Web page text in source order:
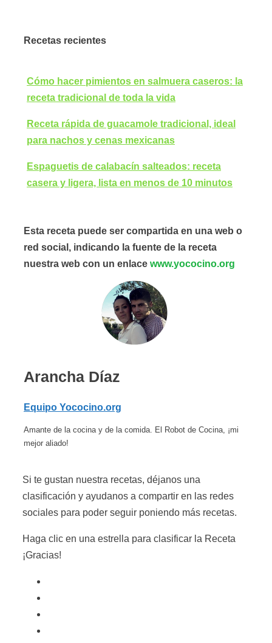
Recetas recientes
Cómo hacer pimientos en salmuera caseros: la
receta tradicional de toda la vida
Receta rápida de guacamole tradicional, ideal
para nachos y cenas mexicanas
Espaguetis de calabacín salteados: receta
casera y ligera, lista en menos de 10 minutos
Esta receta puede ser compartida en una web o
red social, indicando la fuente de la receta
nuestra web con un enlace www.yococino.org
Arancha Díaz
Equipo Yococino.org
Amante de la cocina y de la comida. El Robot de Cocina, ¡mi
mejor aliado!
Si te gustan nuestra recetas, déjanos una
clasificación y ayudanos a compartir en las redes
sociales para poder seguir poniendo más recetas.
Haga clic en una estrella para clasificar la Receta
¡Gracias!